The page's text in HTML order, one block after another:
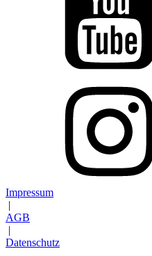
Impressum
|
AGB
|
Datenschutz